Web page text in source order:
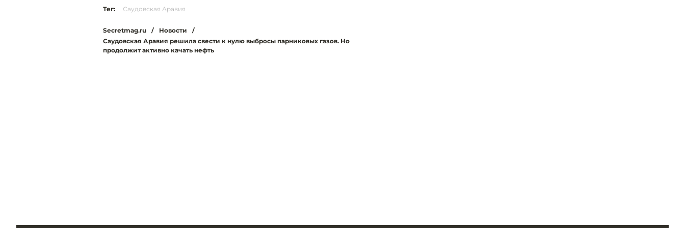
Тег: Саудовская Аравия
Secretmag.ru / Новости
/
Саудовская Аравия решила свести к нулю выбросы парниковых газов. Но
продолжит активно качать нефть